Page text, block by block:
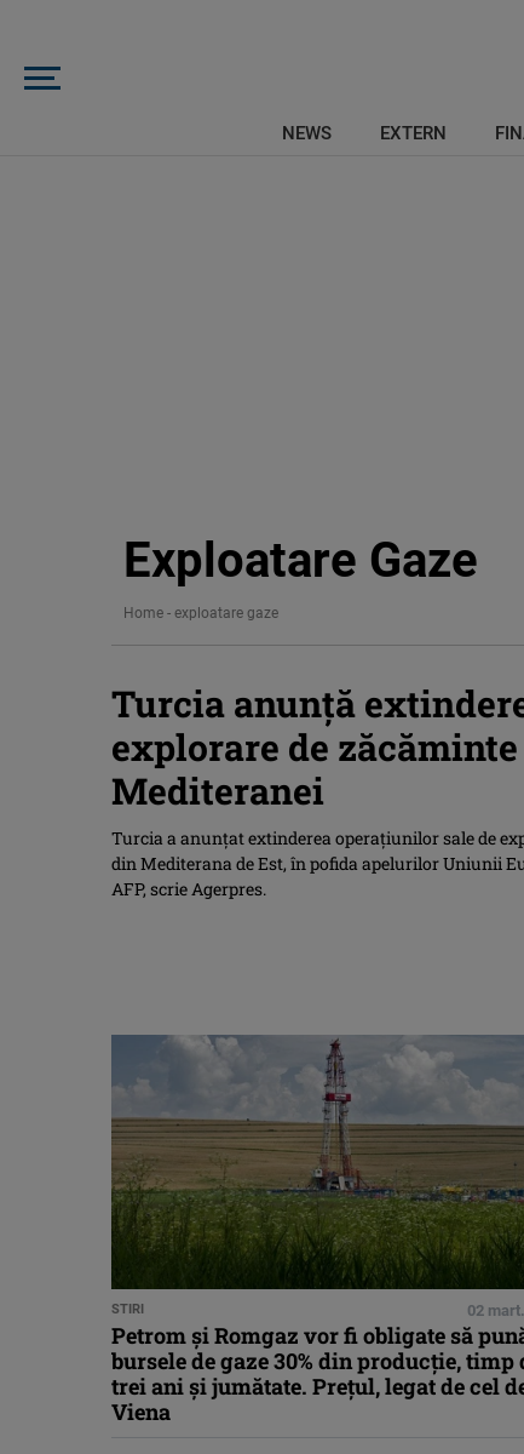
NEWS EXTERN
Exploatare Gaze
Home - exploatare gaze
Turcia anunţă
explorare de
Mediteranei
Turcia a anunţat extinderea operaţiunilor sale de
din Mediterana de Est, în pofida apelurilor Uniunii
AFP, scrie Agerpres.
STIRI 02
Petrom şi Romgaz vor fi obligate să
bursele de gaze 30% din producție, timp
trei ani și jumătate. Prețul, legat de cel
Viena